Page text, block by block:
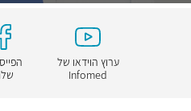
ערוץ הוידאו של
Infomed